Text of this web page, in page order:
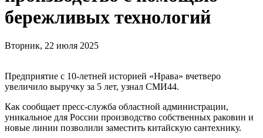
бережливых технологий
Вторник, 22 июля 2025
Предприятие с 10-летней историей «Нрава» вчетверо
увеличило выручку за 5 лет, узнал СМИ44.
Как сообщает пресс-служба областной администрации,
уникальное для России производство собственных раковин и
новые линии позволили заместить китайскую сантехнику.